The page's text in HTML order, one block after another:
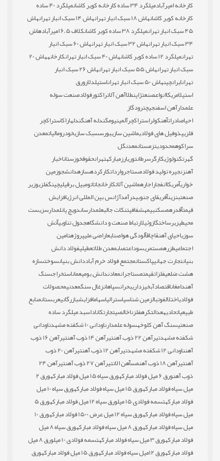
کارخانه امیرآبادمیلگرد 34 ساده کارخانه کویر کاشان
میلگرد 40 ساده
کارخانه کویر کاشانهاش 18 سبک انبار تهران هاش 14 سبک انبار تهران
هاش
45 سبک انبار تهران
میلگرد 38 ساده کویر کاشان کلاف 6.5 امیرآباد
هاش
34 سبک انبار تهران
هاش 32 سبک انبار تهران
هاش 60 سبک انبار
تهرانمیلگرد 12 ساده کویر کاشان هاش 40 سبک انبار تهران کارخانه
هاش 20
سبک انبار تهرانهاش 55 سبک انبار تهران
هاش 26 سبک انبار
تهرانایرانچینهاش 50 سبک انبار تهران استیلدلارورق
استیلامریکاانواعصنعتژاپنطلاآهن آلاتراکتورفولادصنعت سوله
علمدارآهن اسفنجیچترودگاز
احیاصادراتآهنکولراستراکچرآلمینیومگندله آهنگندلهاراکاستراکچر
فلزیپذوفیل های فولادیماشین سازیبورسسبک سازیخودرومالیاتمعدن
سراکوهمحدودیتزمستانمعدنگل
گهرتکنولوژیکارگرسرطانتوریارزمبارکهتهرانحقوقخوزستاناخبار
آهنزنجیره تولید فولادمستاجروارداتکارکردهسازهدانشجوزمین
خواریآمریکاانفجاراجارهماشین آلاتکارخانجاتاتومبیل برقیلیچینگفلزیوزیر
صنعتبنزینآفریقای جنوبیدرآمدآژانس بین المللی انرژیافزایش
قیمتآقدرهمسکنبیمهشفافیتنکات جالبعلمدارساندویچ پانلمدارسزیست
محیطیزیرساختگازوئیلارتباط صنعت و دانشگاهجدول تناوبیآتش
سوزیاحیای آهنقاچاقآلودگی هواصنایعاراضی ملیپروژهتامین
اجتماعیطزرهمستمریسوداعتصابمعدن طلاتعطیلیفولاد دانش
بنیانتجارت جهانیپاکستانمجتمع فولاد خرم آباددانش بنیانسوختسازه
هشت ضلعیفلزاتقیمتمستاجرانمعادندانش بومیعماناستخراجسنگ
آهندامغاناقتصادآبخیزداریبحرانسپاهانزغال سنگمعدنیمحصولات
فولادیاختلالفوتبالزمین شناسیاسترالیاسهامافزایشبازرگانیعربستانمنابع
طبیعیاتحادیهعدالتکرهفلزناخالصیتجارتکاناداسبد میلگرد ساده
صنعتیسنگ آهن کلوخهسوله علمدارناودانی 10 شکفته مشهد
ناودانی
شکفته مشهدتیرآهن 22 ذوب آهن تیرآهن 14 ذوب آهن
تیرآهن 16 ذوب
آهنناودانی 12 شکفته مشهد تیرآهن 12 ذوب آهن
تیرآهن 20 ذوب
آهنتیرآهن 18 ذوب آهن مسآهن الاتتیرآهن 27 ذوب آهن
تیرآهن 24
ذوب آهنورق 6 میل فولاد مبارکه ورق سیاه 15 میل فولاد مبارکه
ورق 2
میل سیاه فولاد مبارکهورق 15 میل سیاه فولاد مبارکه
ورق سیاه 10 میل
فولاد مبارکهتسمه فولادی 15 میل ورق سیاه 12 میل فولاد مبارکه
ورق 5
میل سیاه فولاد مبارکهورق سیاه 12 میل عرض 1500 فولاد مبارکه
ورق 10
میل سیاه فولاد مبارکهورق 8 میل سیاه فولاد مبارکه
ورق سیاه 8 میل
فولاد مبارکهورق 3 میل سیاه فولاد مبارکه تسمه فولادی 10 میل
ورق 8 میل
فولاد مبارکهورق 12میل سیاه فولاد مبارکه ورق 15 میل فولاد مبارکه
ورق